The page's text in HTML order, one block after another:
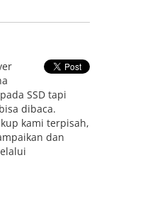
SSD tapi
dibaca.
kami terpisah,
dan